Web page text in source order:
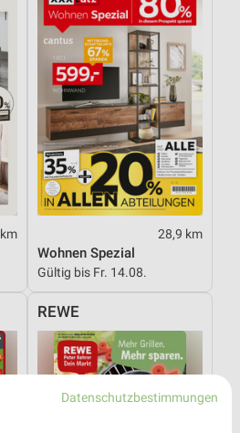
28,9 km
Wohnen Spezial
Gültig bis Fr. 14.08.
REWE
Datenschutzbestimmungen